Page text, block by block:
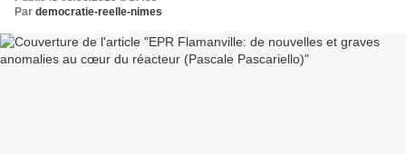
Par democratie-reelle-nimes